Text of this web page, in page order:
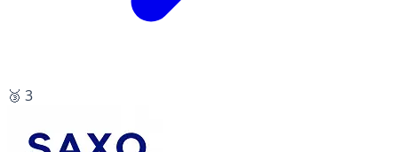
🥉 3